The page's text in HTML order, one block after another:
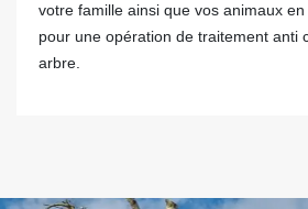
votre famille ainsi que vos animaux
pour une opération de traitement anti
arbre.